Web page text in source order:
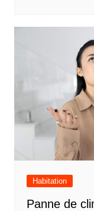
Habitation
Panne de